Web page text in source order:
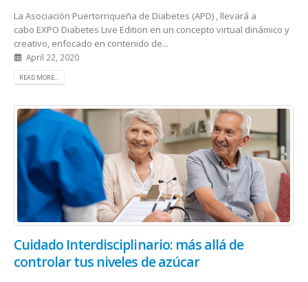
La Asociación Puertorriqueña de Diabetes (APD) , llevará a
cabo EXPO Diabetes Live Edition en un concepto virtual dinámico y
creativo, enfocado en contenido de...
April 22, 2020
READ MORE...
Cuidado Interdisciplinario: más allá de
controlar tus niveles de azúcar